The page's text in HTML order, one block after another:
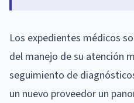
Los expedientes médicos
del manejo de su atención
seguimiento de
un nuevo proveedor un